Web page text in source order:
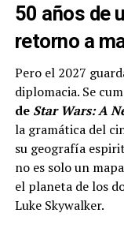
50 años de
retorno a
Pero el 2027
diplomacia. Se
de Star Wars: A
la gramática del
su geografía
no es solo un
el planeta de los
Luke Skywalker.